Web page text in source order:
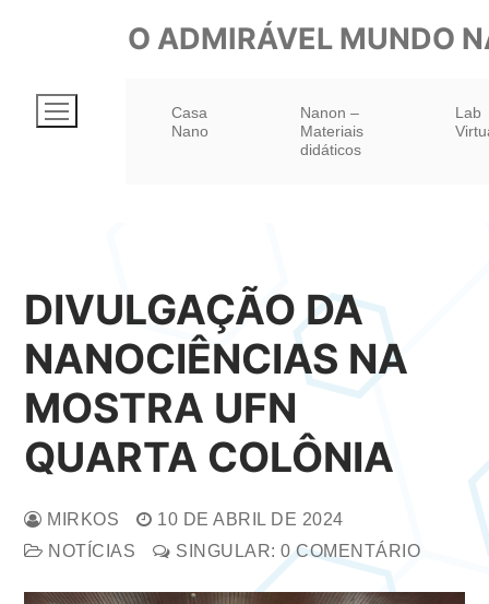
conteúdo
O ADMIRÁVEL MUNDO
Casa
Nano
Nanon –
Materiais
didáticos
Lab
DIVULGAÇÃO DA
NANOCIÊNCIAS NA
MOSTRA UFN
QUARTA COLÔNIA
MIRKOS
10 DE ABRIL DE 2024
NOTÍCIAS
SINGULAR: 0 COMENTÁRIO